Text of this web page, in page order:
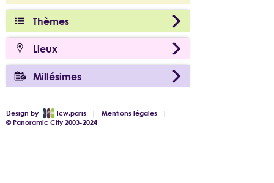
Thèmes
Lieux
Millésimes
Design by lcw.paris |Mentions légales |
© Panoramic City 2003-2024